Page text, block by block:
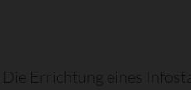
Errichtung eines